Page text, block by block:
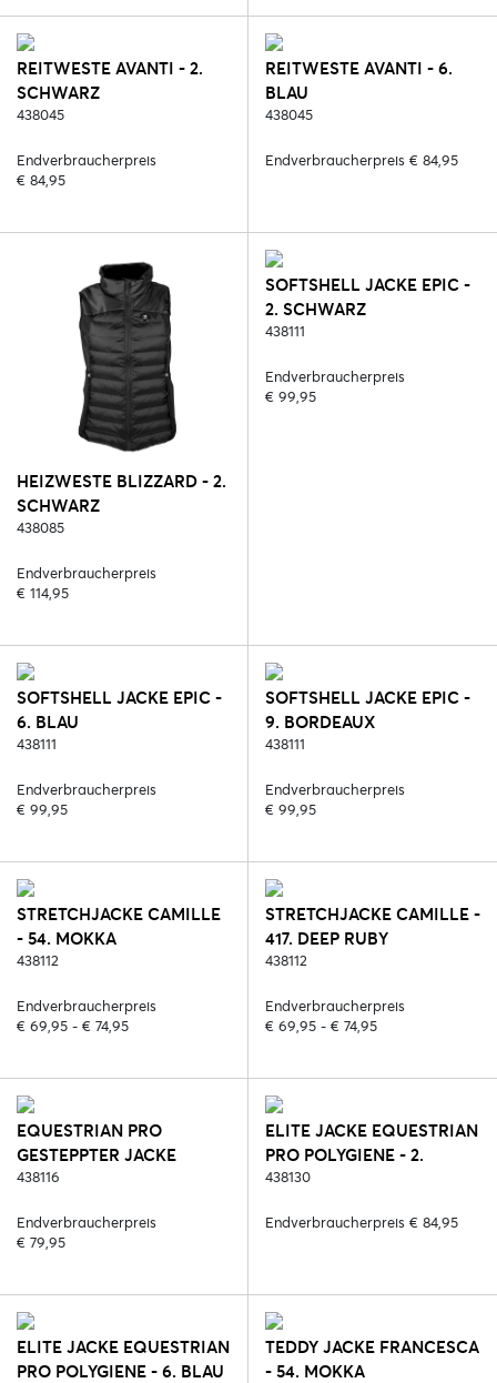
REITWESTE AVANTI - 2.
SCHWARZ
438045
Endverbraucherpreis
€ 84,95
REITWESTE AVANTI - 6.
BLAU
438045
Endverbraucherpreis € 84,95
HEIZWESTE BLIZZARD - 2.
SCHWARZ
438085
Endverbraucherpreis
€ 114,95
SOFTSHELL JACKE EPIC -
2. SCHWARZ
438111
Endverbraucherpreis
€ 99,95
SOFTSHELL JACKE EPIC -
6. BLAU
438111
Endverbraucherpreis
€ 99,95
SOFTSHELL JACKE EPIC -
9. BORDEAUX
438111
Endverbraucherpreis
€ 99,95
STRETCHJACKE CAMILLE
- 54. MOKKA
438112
Endverbraucherpreis
€ 69,95 - € 74,95
STRETCHJACKE CAMILLE -
417. DEEP RUBY
438112
Endverbraucherpreis
€ 69,95 - € 74,95
EQUESTRIAN PRO
GESTEPPTER JACKE
MAGNIFICENT - 408.
438116
Endverbraucherpreis
€ 79,95
ELITE JACKE EQUESTRIAN
PRO POLYGIENE - 2.
SCHWARZ (POLYGIENE)
438130
Endverbraucherpreis € 84,95
ELITE JACKE EQUESTRIAN
PRO POLYGIENE - 6. BLAU
TEDDY JACKE FRANCESCA
- 54. MOKKA